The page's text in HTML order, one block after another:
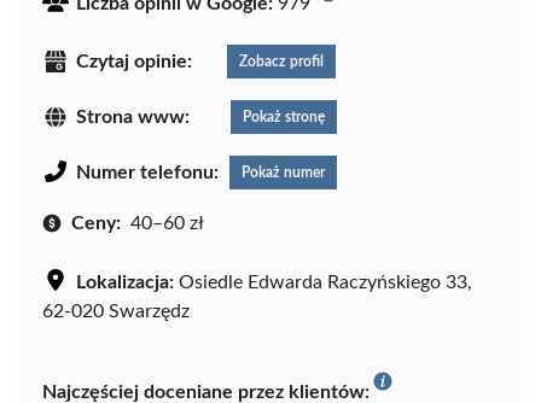
Czytaj opinie: Zobacz profil
Strona www: Pokaż stronę
Numer telefonu: Pokaż numer
Ceny: 40–60 zł
Lokalizacja: Osiedle Edwarda Raczyńskiego 33,
62-020 Swarzędz
Najczęściej doceniane przez klientów: